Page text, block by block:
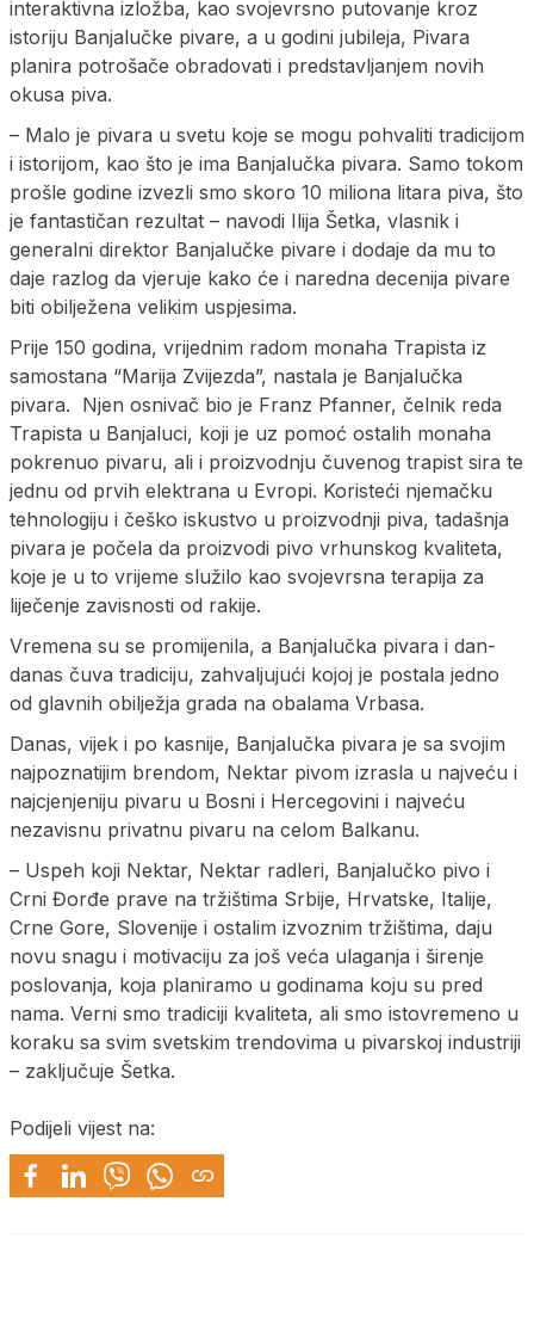
interaktivna izložba, kao svojevrsno putovanje kroz
istoriju Banjalučke pivare, a u godini jubileja, Pivara
planira potrošače obradovati i predstavljanjem novih
okusa piva.
– Malo je pivara u svetu koje se mogu pohvaliti tradicijom
i istorijom, kao što je ima Banjalučka pivara. Samo tokom
prošle godine izvezli smo skoro 10 miliona litara piva, što
je fantastičan rezultat – navodi Ilija Šetka, vlasnik i
generalni direktor Banjalučke pivare i dodaje da mu to
daje razlog da vjeruje kako će i naredna decenija pivare
biti obilježena velikim uspjesima.
Prije 150 godina, vrijednim radom monaha Trapista iz
samostana “Marija Zvijezda”, nastala je Banjalučka
pivara. Njen osnivač bio je Franz Pfanner, čelnik reda
Trapista u Banjaluci, koji je uz pomoć ostalih monaha
pokrenuo pivaru, ali i proizvodnju čuvenog trapist sira te
jednu od prvih elektrana u Evropi. Koristeći njemačku
tehnologiju i češko iskustvo u proizvodnji piva, tadašnja
pivara je počela da proizvodi pivo vrhunskog kvaliteta,
koje je u to vrijeme služilo kao svojevrsna terapija za
liječenje zavisnosti od rakije.
Vremena su se promijenila, a Banjalučka pivara i dan-
danas čuva tradiciju, zahvaljujući kojoj je postala jedno
od glavnih obilježja grada na obalama Vrbasa.
Danas, vijek i po kasnije, Banjalučka pivara je sa svojim
najpoznatijim brendom, Nektar pivom izrasla u najveću i
najcjenjeniju pivaru u Bosni i Hercegovini i najveću
nezavisnu privatnu pivaru na celom Balkanu.
– Uspeh koji Nektar, Nektar radleri, Banjalučko pivo i
Crni Đorđe prave na tržištima Srbije, Hrvatske, Italije,
Crne Gore, Slovenije i ostalim izvoznim tržištima, daju
novu snagu i motivaciju za još veća ulaganja i širenje
poslovanja, koja planiramo u godinama koju su pred
nama. Verni smo tradiciji kvaliteta, ali smo istovremeno u
koraku sa svim svetskim trendovima u pivarskoj industriji
– zaključuje Šetka.
Podijeli vijest na: